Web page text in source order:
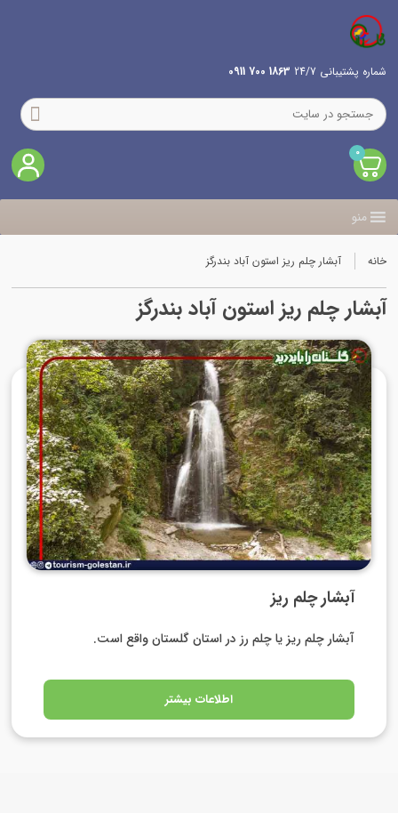
شماره پشتیبانی 24/7 1863 700 0911
0
منو
خانه آبشار چلم ریز استون آباد بندرگز
آبشار چلم ریز استون آباد بندرگز
آبشار چلم ریز
آبشار چلم ریز یا چلم رز در استان گلستان واقع است.
اطلاعات بیشتر